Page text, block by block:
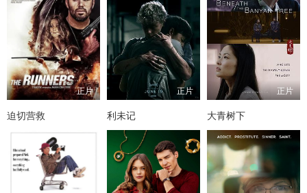
正片
迫切营救
正片
利未记
正片
大青树下